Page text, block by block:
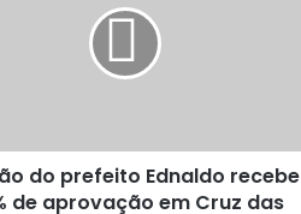
do prefeito Ednaldo recebe
de aprovação em Cruz das